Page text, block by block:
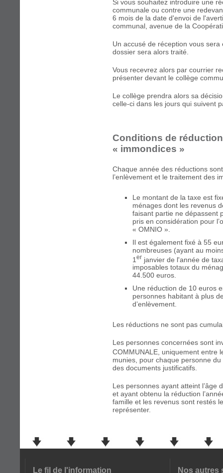
Si vous souhaitez introduire une
communale ou contre une
6 mois de la date d'envoi de
communal, avenue de la
Un accusé de réception vous
dossier sera alors traité.
Vous recevrez alors par courrier
présenter devant le collège
Le collège prendra alors sa
celle-ci dans les jours qui suivent
Conditions de
« immondices »
Chaque année des réductions
l’enlèvement et le traitement des
Le montant de la taxe est
ménages dont les revenus
faisant partie ne dépassent
pris en considération pour
« OMNIO ».
Il est également fixé à 55
nombreuses (ayant au
1 er janvier de l'année de
imposables totaux du
44.500 euros.
Une réduction de 10 euros
personnes habitant à plus
d’enlèvement.
Les réductions ne sont pas
Les personnes concernées sont
COMMUNALE, uniquement entre
munies, pour chaque personne
des documents justificatifs.
Les personnes ayant atteint l’âge
et ayant obtenu la réduction
famille et les revenus sont restés
représenter.
Le fil de l'information Nos autres